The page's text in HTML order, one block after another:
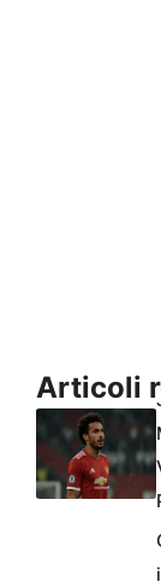
Articoli